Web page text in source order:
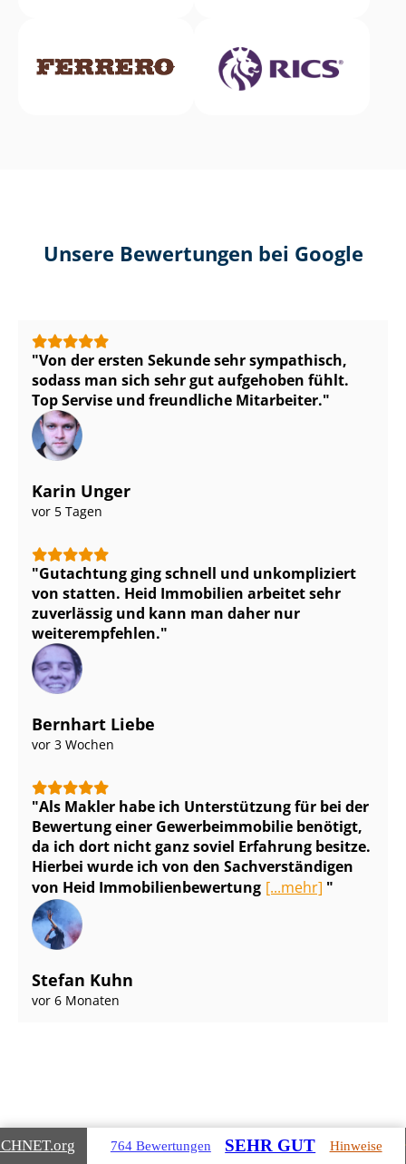
Unsere Bewertungen bei Google
Von der ersten Sekunde sehr sympathisch,
sodass man sich sehr gut aufgehoben fühlt.
Top Servise und freundliche Mitarbeiter.
Karin Unger
vor 5 Tagen
Gutachtung ging schnell und unkompliziert
von statten. Heid Immobilien arbeitet sehr
zuverlässig und kann man daher nur
weiterempfehlen.
Bernhart Liebe
vor 3 Wochen
Als Makler habe ich Unterstützung für bei der
Bewertung einer Ge­wer­be­im­mo­bi­lie benötigt,
da ich dort nicht ganz soviel Erfahrung besitze.
Hierbei wurde ich von den Sach­ver­stän­di­gen
von Heid Im­mo­bi­li­en­be­wer­tung [...mehr]
Stefan Kuhn
vor 6 Monaten
Gebäudearten, die wir für Sie
.org 764 Bewertungen SEHR GUT Hinweise